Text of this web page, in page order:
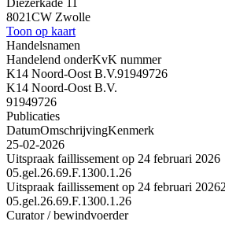
8021CW Zwolle
Toon op kaart
Handelsnamen
Handelend onderKvK nummer
K14 Noord-Oost B.V.91949726
K14 Noord-Oost B.V.
91949726
Publicaties
DatumOmschrijvingKenmerk
25-02-2026
Uitspraak faillissement op 24 februari 2026
05.gel.26.69.F.1300.1.26
Uitspraak faillissement op 24 februari 2026
05.gel.26.69.F.1300.1.26
Curator / bewindvoerder